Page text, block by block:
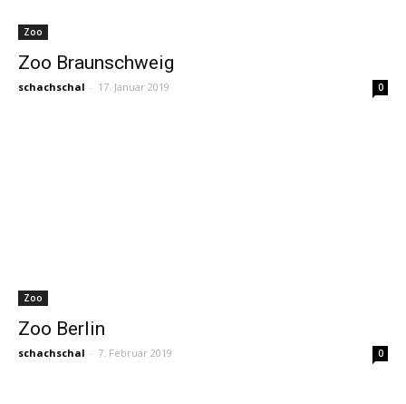
Zoo
Zoo Braunschweig
schachschal - 17. Januar 2019 0
Zoo
Zoo Berlin
schachschal - 7. Februar 2019 0